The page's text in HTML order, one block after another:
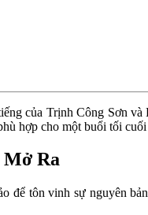
của Trịnh Công Sơn
hợp cho một buổi tối
Ra
tôn vinh sự nguyên